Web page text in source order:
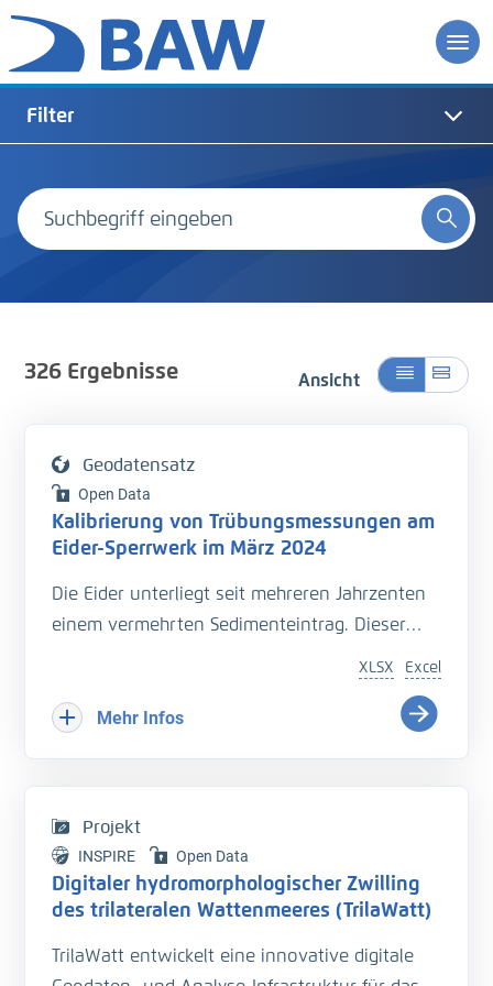
Filter
326Ergebnisse Ansicht
Geodatensatz
Open Data
Kalibrierung von Trübungsmessungen am
Eider-Sperrwerk im März 2024
Die Eider unterliegt seit mehreren Jahrzenten
einem vermehrten Sedimenteintrag. Dieser
Hinterlandes so wie die Schiffbarkeit des
Bundeswasserstraße.
der Entwässerung des Hinterlandes führt. Das
Kooperationsprojekt „Zukunft Eider“ wurde
geschaffen um Vorarbeiten zu leisten, welche
Anpassungen und Erweiterungen der
Excel
XLSX
Mehr Infos
Projekt
INSPIRE Open Data
Digitaler hydromorphologischer Zwilling
des trilateralen Wattenmeeres (TrilaWatt)
TrilaWatt entwickelt eine innovative digitale